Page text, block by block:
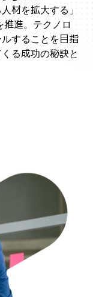
材を拡大する」
推進。テクノロ
することを目指
る成功の秘訣と